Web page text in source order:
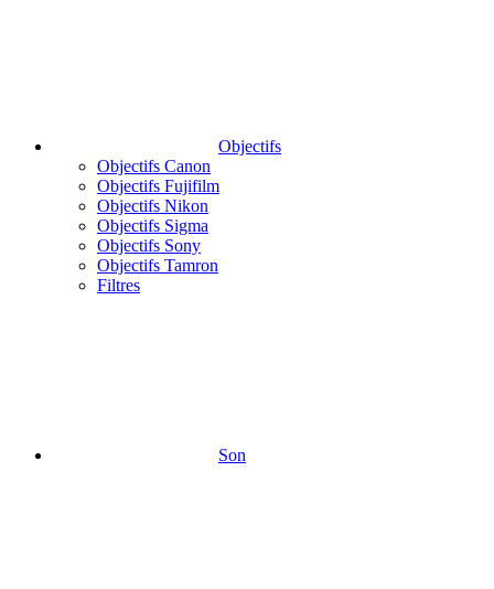
Objectifs
Objectifs Canon
Objectifs Fujifilm
Objectifs Nikon
Objectifs Sigma
Objectifs Sony
Objectifs Tamron
Filtres
Son